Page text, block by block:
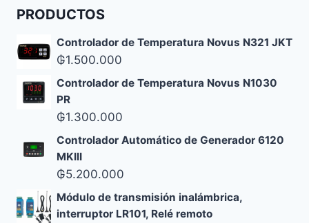
PRODUCTOS
Controlador de Temperatura Novus N321 JKT
₲1.500.000
Controlador de Temperatura Novus N1030
PR
₲1.300.000
Controlador Automático de Generador 6120
MKIII
₲5.200.000
Módulo de transmisión inalámbrica,
interruptor LR101, Relé remoto